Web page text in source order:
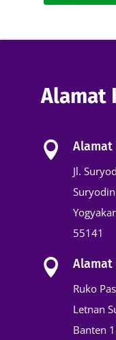
Alamat
 Alamat
Jl.
55141
 Alamat
Ruko
Letnan
Banten